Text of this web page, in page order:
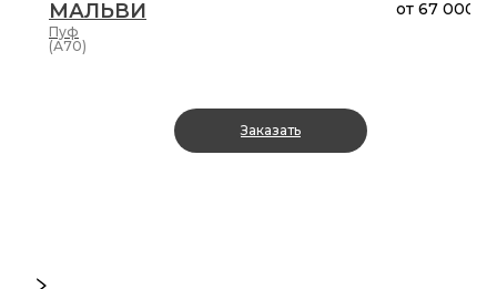
МАЛЬВИ
Пуф
от 67 000 ₽
(А70)
Заказать